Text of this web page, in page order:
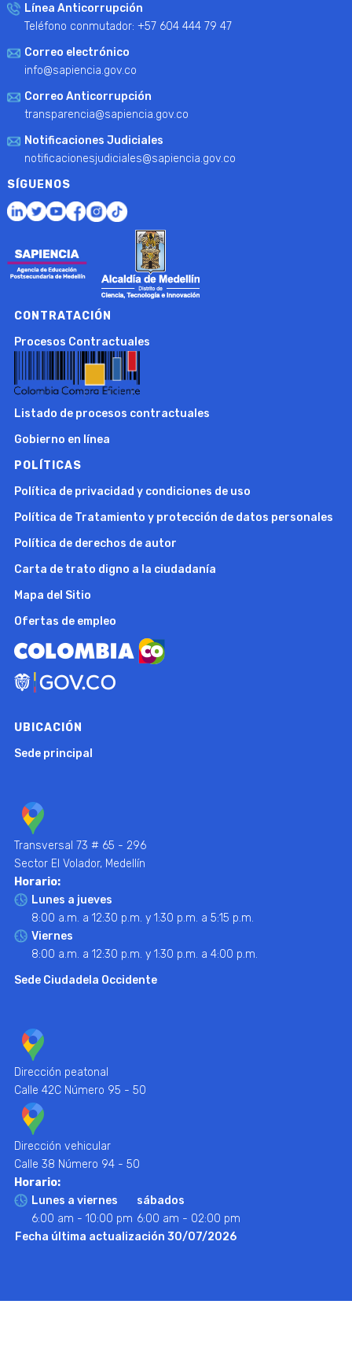
Línea Anticorrupción
Teléfono conmutador: +57 604 444 79 47
Correo electrónico
info@sapiencia.gov.co
Correo Anticorrupción
transparencia@sapiencia.gov.co
Notificaciones Judiciales
notificacionesjudiciales@sapiencia.gov.co
SÍGUENOS
CONTRATACIÓN
Procesos Contractuales
Listado de procesos contractuales
Gobierno en línea
POLÍTICAS
Política de privacidad y condiciones de uso
Política de Tratamiento y protección de datos personales
Política de derechos de autor
Carta de trato digno a la ciudadanía
Mapa del Sitio
Ofertas de empleo
UBICACIÓN
Sede principal
Transversal 73 # 65 - 296
Sector El Volador, Medellín
Horario:
Lunes a jueves
8:00 a.m. a 12:30 p.m. y 1:30 p.m. a 5:15 p.m.
Viernes
8:00 a.m. a 12:30 p.m. y 1:30 p.m. a 4:00 p.m.
Sede Ciudadela Occidente
Dirección peatonal
Calle 42C Número 95 - 50
Dirección vehicular
Calle 38 Número 94 - 50
Horario:
Lunes a viernes
6:00 am - 10:00 pm
sábados
6:00 am - 02:00 pm
Fecha última actualización 30/07/2026